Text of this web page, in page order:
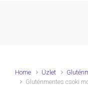
Home Üzlet
Gluténmentes csoki